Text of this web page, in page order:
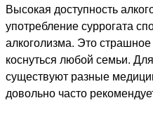
Высокая доступность
употребление суррогата
алкоголизма. Это
коснуться любой семьи.
существуют разные
довольно часто